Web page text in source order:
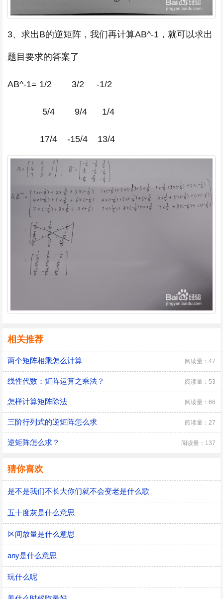
3、求出B的逆矩阵，我们再计算AB^-1，就可以求出
题目要求的答案了
AB^-1= 1/2 3/2 -1/2
5/4 9/4 1/4
17/4 -15/4 13/4
相关推荐
两个矩阵相乘怎么计算 阅读量：47
线性代数：矩阵运算之乘法？ 阅读量：53
怎样计算矩阵除法 阅读量：66
三阶行列式的逆矩阵怎么求 阅读量：27
逆矩阵怎么求？ 阅读量：137
猜你喜欢
是不是我们不长大你们就不会变老是什么歌
五十度灰是什么意思
区间放量是什么意思
any是什么意思
玩什么呢